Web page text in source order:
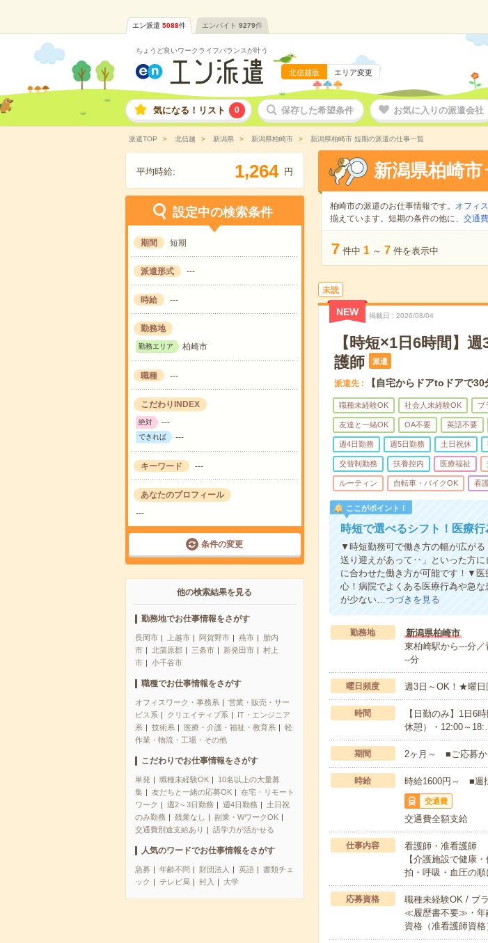
エン派遣 5088件 エンバイト 9279件
ちょうど良いワークライフバランスが叶う
北信越版 エリア変更
気になる！リスト 0 保存した希望条件 お気に入りの派遣会社
派遣TOP 北信越 新潟県 新潟県柏崎市 新潟県柏崎市 短期の派遣の仕事一覧
平均時給: 1,264 円
設定中の検索条件
期間 短期
派遣形式 ---
時給 ---
勤務地
勤務エリア 柏崎市
職種 ---
こだわりINDEX
絶対 ---
できれば ---
キーワード ---
あなたのプロフィール
---
条件の変更
他の検索結果を見る
勤務地でお仕事情報をさがす
長岡市 上越市 阿賀野市 燕市
胎内
市
北蒲原郡 三条市 新発田市
村上
市
小千谷市
職種でお仕事情報をさがす
オフィスワーク・事務系
営業・販売・サー
ビス系
クリエイティブ系
IT・エンジニア
系
技術系 医療・介護・福祉・教育系
軽
作業・物流・工場・その他
こだわりでお仕事情報をさがす
単発 職種未経験OK
10名以上の大量募
集
友だちと一緒の応募OK
在宅・リモート
ワーク
週2～3日勤務 週4日勤務
土日祝
のみ勤務
残業なし
副業・WワークOK
交通費別途支給あり
語学力が活かせる
人気のワードでお仕事情報をさがす
急募 年齢不問 財団法人 英語
書類チェ
ック
テレビ局 封入 大学
新潟県柏崎市
柏崎市の派遣のお仕事情報です。 オフィ
揃えています。短期の条件の他に、 交通
7 件中 1 ～ 7 件を表示中
未読
NEW 掲載日 2026/08/04
【時短×1日6時間】
護師
派遣
派遣先 【自宅からドアtoドアで
職種未経験OK 社会人未経験OK ブ
友達と一緒OK OA不要 英語不要
週4日勤務 週5日勤務 土日祝休
交替制勤務 扶養控内 医療福祉
ルーティン 自転車・バイクOK 看
ここがポイント！
時短で選べるシフト！医療
▼時短勤務可で働き方の幅が広が
送り迎えがあって‥」といった方に
に合わせた働き方が可能です！▼
心！病院でよくある医療行為や急
が少ない…つづきを見る
勤務地
新潟県柏崎市
東柏崎駅から---分
--分
曜日頻度 週3日～OK！★曜日
時間
【日勤のみ】1日6
休憩）・12:00～
期間 2ヶ月～ ■ご応募か
時給 時給1600円～ ■週
交通費
交通費全額支給
仕事内容
看護師・准看護師
【介護施設で健康
拍・呼吸・血圧の
応募資格
職種未経験OK / ブ
≪履歴書不要≫・年
資格（准看護師資